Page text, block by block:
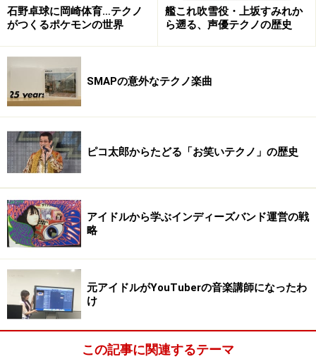
石野卓球に岡崎体育…テクノ
がつくるポケモンの世界
艦これ吹雪役・上坂すみれか
ら遡る、声優テクノの歴史
SMAPの意外なテクノ楽曲
ピコ太郎からたどる「お笑いテクノ」の歴史
アイドルから学ぶインディーズバンド運営の戦
略
元アイドルがYouTuberの音楽講師になったわ
け
この記事に関連するテーマ